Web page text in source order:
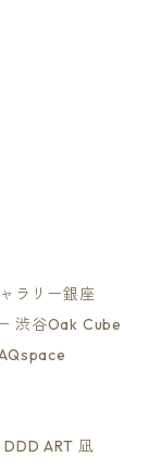
ラリー銀座
渋谷Oak Cube
ART 凪